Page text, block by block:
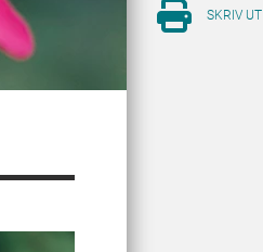
SKRIV UT